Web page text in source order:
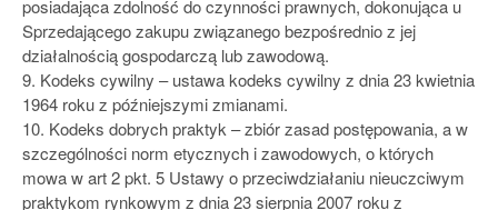
posiadająca zdolność do czynności prawnych, dokonująca u
Sprzedającego zakupu związanego bezpośrednio z jej
działalnością gospodarczą lub zawodową.
9. Kodeks cywilny – ustawa kodeks cywilny z dnia 23 kwietnia
1964 roku z późniejszymi zmianami.
10. Kodeks dobrych praktyk – zbiór zasad postępowania, a w
szczególności norm etycznych i zawodowych, o których
mowa w art 2 pkt. 5 Ustawy o przeciwdziałaniu nieuczciwym
praktykom rynkowym z dnia 23 sierpnia 2007 roku z